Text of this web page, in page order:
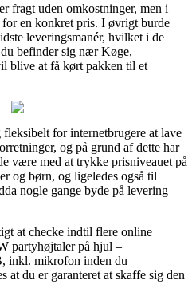
fragt uden omkostninger, men i
en konkret pris. I øvrigt burde
leveringsmanér, hvilket i de
befinder sig nær Køge,
blive at få kørt pakken til et
for internetbrugere at lave
og på grund af dette har
være med at trykke prisniveauet på
og børn, og ligeledes også til
nogle gange byde på levering
at checke indtil flere online
partyhøjtaler på hjul –
inkl. mikrofon inden du
at du er garanteret at skaffe sig den